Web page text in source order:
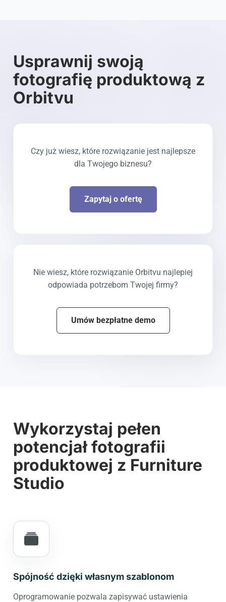
Usprawnij swoją
fotografię produktową z
Orbitvu
Czy już wiesz, które rozwiązanie jest najlepsze
dla Twojego biznesu?
Zapytaj o ofertę
Nie wiesz, które rozwiązanie Orbitvu najlepiej
odpowiada potrzebom Twojej firmy?
Umów bezpłatne demo
Wykorzystaj pełen
potencjał fotografii
produktowej z Furniture
Studio
Spójność dzięki własnym szablonom
Oprogramowanie pozwala zapisywać ustawienia